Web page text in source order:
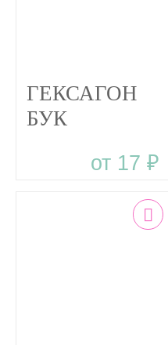
ГЕКСАГОН
БУК
от 17 ₽